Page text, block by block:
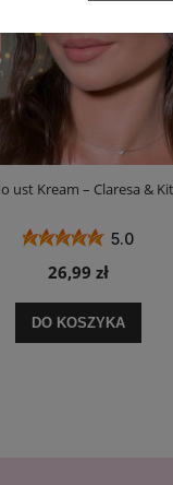
ust Kream – Claresa &
5.0
26,99 zł
DO KOSZYKA